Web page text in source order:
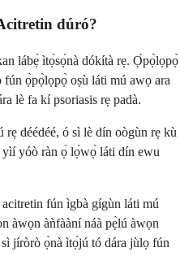
dúró?
lábẹ́ ìtọ́sọ́nà dókítà rẹ. Ọ̀pọ̀lọpọ̀
ọ̀pọ̀lọpọ̀ oṣù láti mú awọ ara
lè fa kí psoriasis rẹ padà.
déédéé, ó sì lè dín oògùn rẹ kù
yìí yóò ràn ọ́ lọ́wọ́ láti dín ewu
fún ìgbà gígùn láti mú
àwọn àǹfààní náà pẹ̀lú àwọn
jíròrò ọ̀nà ìtọ́jú tó dára jùlọ fún